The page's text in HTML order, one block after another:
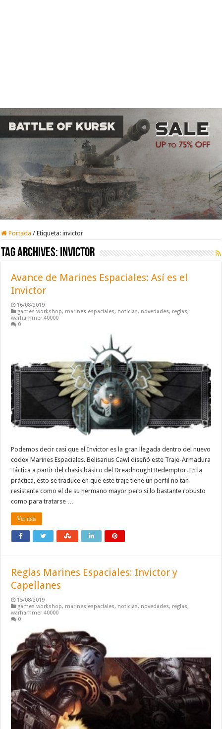
Portada / Etiqueta:invictor
Tag Archives: invictor
Avance de Marines Espaciales: Así es el
Invictor
16/08/2019
games workshop, marines espaciales, noticias, novedades, reglas,
warhammer 40000
0
Podemos decir casi que el Invictor es la gran llegada dentro del nuevo
codex Marines Espaciales. Belisarius Cawl diseñó este Traje-Armadura
Táctica a partir del chasis básico del Dreadnought Redemptor. En la
práctica, esto se traduce en que este traje tiene un perfil no tan
resistente como el de su hermano mayor pero sí lo bastante robusto
como para tratarse …
Ver más
Reglas Marines Espaciales: Invictor y
Capellanes
15/08/2019
games workshop, marines espaciales, noticias, novedades, reglas,
warhammer 40000
0